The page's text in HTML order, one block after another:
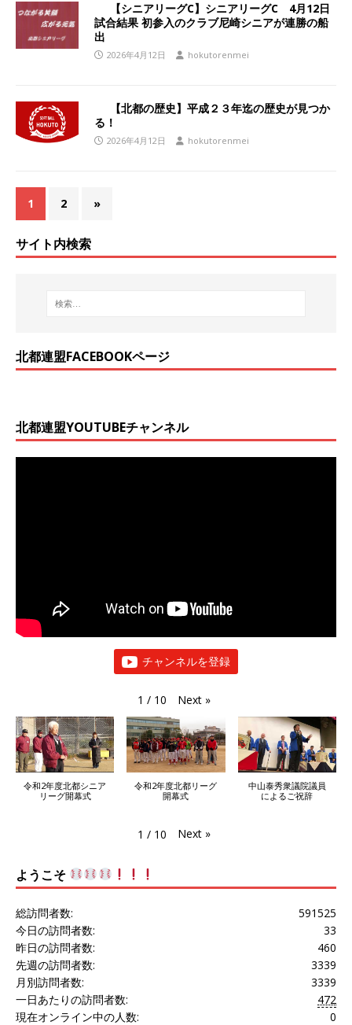
【シニアリーグC】シニアリーグC 4月12日
試合結果 初参入のクラブ尼崎シニアが連勝の船
出
2026年4月12日 hokutorenmei
【北都の歴史】平成２３年迄の歴史が見つか
る！
2026年4月12日 hokutorenmei
1 2 »
サイト内検索
北都連盟FACEBOOKページ
北都連盟YOUTUBEチャンネル
チャンネルを登録
1 / 10 Next »
令和2年度北都シニア
リーグ開幕式
令和2年度北都リーグ
開幕式
中山泰秀衆議院議員
によるご祝辞
1 / 10 Next »
ようこそ
591525
総訪問者数:
33
今日の訪問者数:
460
昨日の訪問者数:
3339
先週の訪問者数:
3339
月別訪問者数:
472
一日あたりの訪問者数:
0
現在オンライン中の人数: